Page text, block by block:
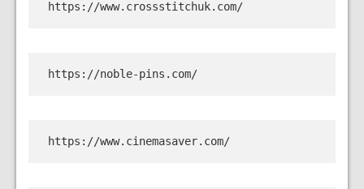
https://www.crossstitchuk.com/
https://noble-pins.com/
https://www.cinemasaver.com/